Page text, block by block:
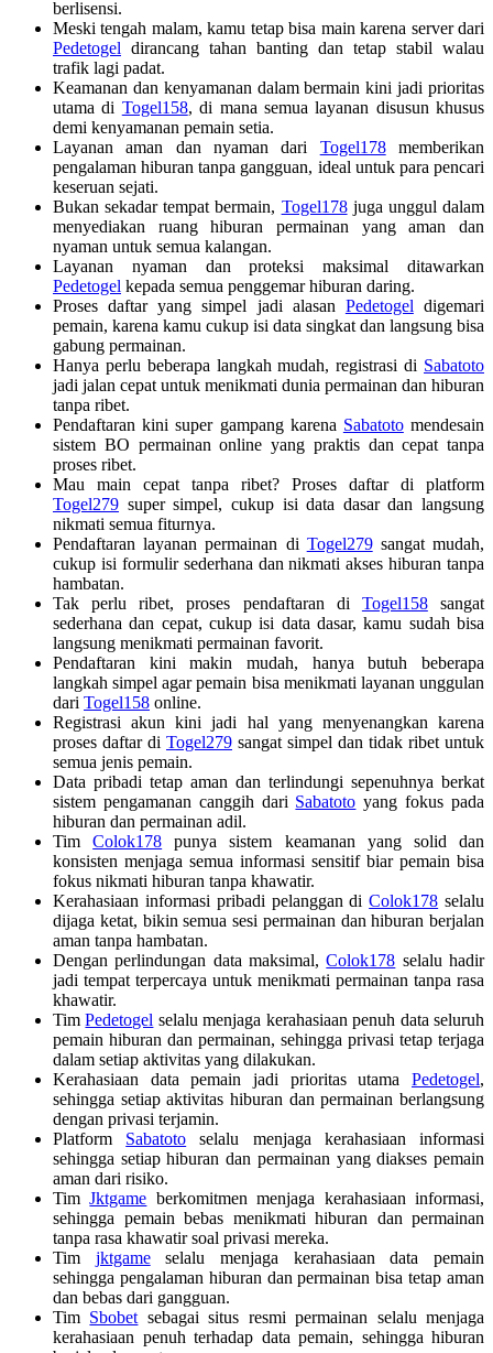
berlisensi.
Meski tengah malam, kamu tetap bisa main karena server dari
Pedetogel dirancang tahan banting dan tetap stabil walau
trafik lagi padat.
Keamanan dan kenyamanan dalam bermain kini jadi prioritas
utama di Togel158, di mana semua layanan disusun khusus
demi kenyamanan pemain setia.
Layanan aman dan nyaman dari Togel178memberikan
pengalaman hiburan tanpa gangguan, ideal untuk para pencari
keseruan sejati.
Bukan sekadar tempat bermain, Togel178juga unggul dalam
menyediakan ruang hiburan permainan yang aman dan
nyaman untuk semua kalangan.
Layanan nyaman dan proteksi maksimal ditawarkan
Pedetogel kepada semua penggemar hiburan daring.
Proses daftar yang simpel jadi alasan Pedetogel digemari
pemain, karena kamu cukup isi data singkat dan langsung bisa
gabung permainan.
Hanya perlu beberapa langkah mudah, registrasi di Sabatoto
jadi jalan cepat untuk menikmati dunia permainan dan hiburan
tanpa ribet.
Pendaftaran kini super gampang karena Sabatotomendesain
sistem BO permainan online yang praktis dan cepat tanpa
proses ribet.
Mau main cepat tanpa ribet? Proses daftar di platform
Togel279 super simpel, cukup isi data dasar dan langsung
nikmati semua fiturnya.
Pendaftaran layanan permainan di Togel279sangat mudah,
cukup isi formulir sederhana dan nikmati akses hiburan tanpa
hambatan.
Tak perlu ribet, proses pendaftaran di Togel158sangat
sederhana dan cepat, cukup isi data dasar, kamu sudah bisa
langsung menikmati permainan favorit.
Pendaftaran kini makin mudah, hanya butuh beberapa
langkah simpel agar pemain bisa menikmati layanan unggulan
dari Togel158 online.
Registrasi akun kini jadi hal yang menyenangkan karena
proses daftar di Togel279 sangat simpel dan tidak ribet untuk
semua jenis pemain.
Data pribadi tetap aman dan terlindungi sepenuhnya berkat
sistem pengamanan canggih dari Sabatoto yang fokus pada
hiburan dan permainan adil.
TimColok178 punya sistem keamanan yang solid dan
konsisten menjaga semua informasi sensitif biar pemain bisa
fokus nikmati hiburan tanpa khawatir.
Kerahasiaan informasi pribadi pelanggan diColok178 selalu
dijaga ketat, bikin semua sesi permainan dan hiburan berjalan
aman tanpa hambatan.
Dengan perlindungan data maksimal,Colok178 selalu hadir
jadi tempat terpercaya untuk menikmati permainan tanpa rasa
khawatir.
TimPedetogel selalu menjaga kerahasiaan penuh data seluruh
pemain hiburan dan permainan, sehingga privasi tetap terjaga
dalam setiap aktivitas yang dilakukan.
Kerahasiaan data pemain jadi prioritas utama Pedetogel,
sehingga setiap aktivitas hiburan dan permainan berlangsung
dengan privasi terjamin.
Platform Sabatoto selalu menjaga kerahasiaan informasi
sehingga setiap hiburan dan permainan yang diakses pemain
aman dari risiko.
TimJktgame berkomitmen menjaga kerahasiaan informasi,
sehingga pemain bebas menikmati hiburan dan permainan
tanpa rasa khawatir soal privasi mereka.
Tim jktgameselalu menjaga kerahasiaan data pemain
sehingga pengalaman hiburan dan permainan bisa tetap aman
dan bebas dari gangguan.
Tim Sbobet sebagai situs resmi permainan selalu menjaga
kerahasiaan penuh terhadap data pemain, sehingga hiburan